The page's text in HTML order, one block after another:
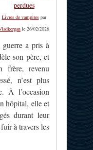
perdues
Livres de vampirespar
le 26/02/2026
guerre a pris à
son père, et
frère, revenu
n’est plus
À l’occasion
hôpital, elle et
durant leur
à travers les